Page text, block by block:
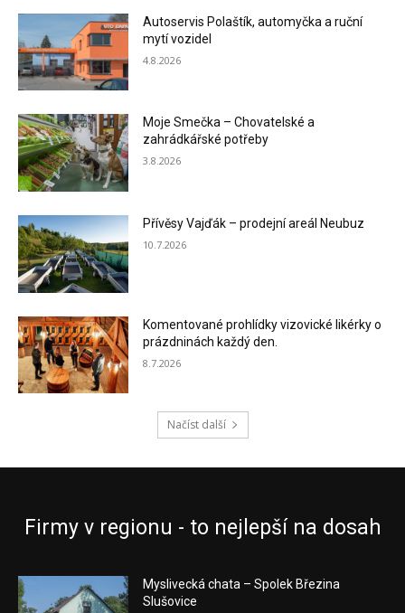
Autoservis Polaštík, automyčka a ruční
mytí vozidel
4.8.2026
Moje Smečka – Chovatelské a
zahrádkářské potřeby
3.8.2026
Přívěsy Vajďák – prodejní areál Neubuz
10.7.2026
Komentované prohlídky vizovické likérky o
prázdninách každý den.
8.7.2026
Načíst další
Firmy v regionu - to nejlepší na dosah
Myslivecká chata – Spolek Březina
Slušovice